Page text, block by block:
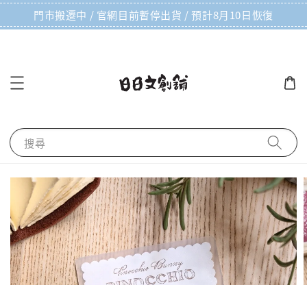
門市搬遷中 / 官網目前暫停出貨 / 預計8月10日恢復
搜尋